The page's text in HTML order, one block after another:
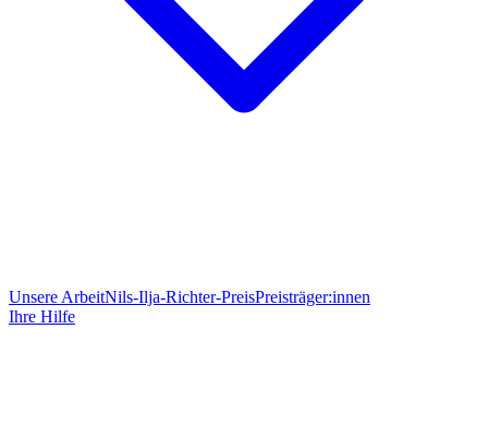
Unsere ArbeitNils-Ilja-Richter-PreisPreisträger:innen
Ihre Hilfe